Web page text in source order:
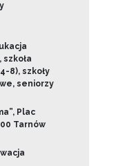
8), szkoły
seniorzy
Plac
Tarnów